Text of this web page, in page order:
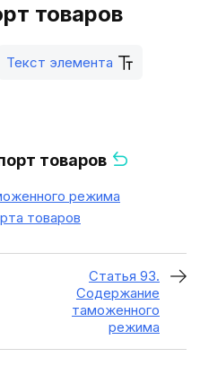
товаров
Текст элемента
товаров
режима
товаров
Статья 93.
Содержание
таможенного
режима